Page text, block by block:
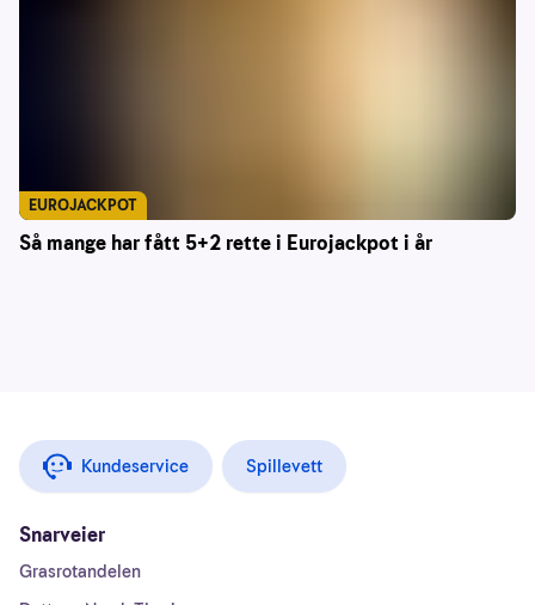
Så mange har fått 5+2 rette i Eurojackpot i år
EUROJACKPOT
Kundeservice Spillevett
Snarveier
Grasrotandelen